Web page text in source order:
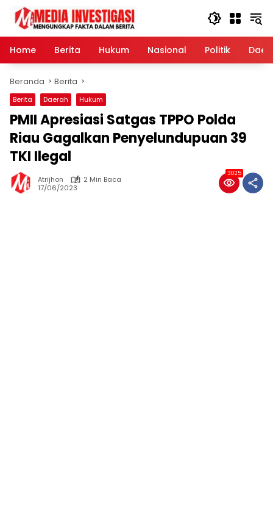
Langsung
konten
Home
Berita Hukum Nasional Politik
Beranda Berita
Berita Daerah Hukum
PMII Apresiasi Satgas TPPO Polda
Riau Gagalkan Penyelundupuan 39
TKI Ilegal
Atrijhon
2 Min Baca
17/06/2023
3025